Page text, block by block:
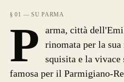
§ 01 — SU PARMA
P
arma, città
rinomata per la
squisita e la vivace
famosa per il Parmigiano-